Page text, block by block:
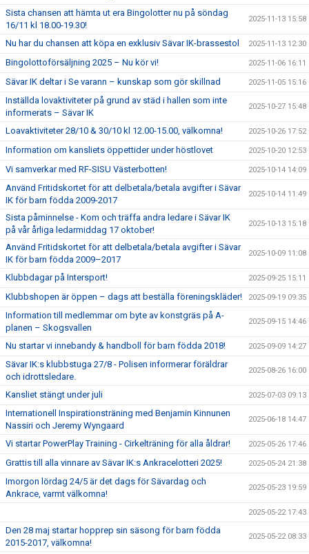
Sista chansen att hämta ut era Bingolotter nu på söndag
16/11 kl 18.00-19.30!
2025-11-13 15:58
Nu har du chansen att köpa en exklusiv Sävar IK-brassestol 2025-11-13 12:30
Bingolottoförsäljning 2025 – Nu kör vi! 2025-11-06 16:11
Sävar IK deltar i Se varann – kunskap som gör skillnad 2025-11-05 15:16
Inställda lovaktiviteter på grund av städ i hallen som inte
informerats – Sävar IK
2025-10-27 15:48
Loavaktiviteter 28/10 & 30/10 kl 12.00-15.00, välkomna! 2025-10-26 17:52
Information om kansliets öppettider under höstlovet 2025-10-20 12:53
Vi samverkar med RF-SISU Västerbotten! 2025-10-14 14:09
Använd Fritidskortet för att delbetala/betala avgifter i Sävar
IK för barn födda 2009-2017
2025-10-14 11:49
Sista påminnelse - Kom och träffa andra ledare i Sävar IK
på vår årliga ledarmiddag 17 oktober!
2025-10-13 15:18
Använd Fritidskortet för att delbetala/betala avgifter i Sävar
IK för barn födda 2009–2017
2025-10-09 11:08
Klubbdagar på Intersport! 2025-09-25 15:11
Klubbshopen är öppen – dags att beställa föreningskläder! 2025-09-19 09:35
Information till medlemmar om byte av konstgräs på A-
planen – Skogsvallen
2025-09-15 14:46
Nu startar vi innebandy & handboll för barn födda 2018! 2025-09-09 14:27
Sävar IK:s klubbstuga 27/8 - Polisen informerar föräldrar
och idrottsledare.
2025-08-26 16:00
Kansliet stängt under juli 2025-07-03 09:13
Internationell Inspirationsträning med Benjamin Kinnunen
Nassiri och Jeremy Wyngaard
2025-06-18 14:47
Vi startar PowerPlay Training - Cirkelträning för alla åldrar! 2025-05-26 17:46
Grattis till alla vinnare av Sävar IK:s Ankracelotteri 2025! 2025-05-24 21:38
Imorgon lördag 24/5 är det dags för Sävardag och
Ankrace, varmt välkomna!
2025-05-23 19:59
2025-05-22 17:43
Den 28 maj startar hopprep sin säsong för barn födda
2015-2017, välkomna!
2025-05-22 08:33